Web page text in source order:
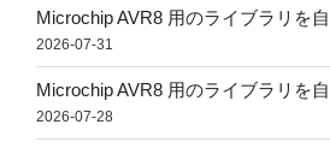
Microchip AVR8 用のライブラリを
2026-07-31
Microchip AVR8 用のライブラリを
2026-07-28